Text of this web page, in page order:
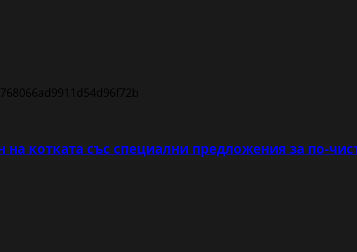
котката със специални предложения за по-